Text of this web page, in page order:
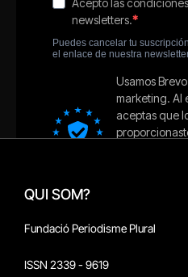
QUI SOM?
Fundació Periodisme Plural
ISSN 2339 - 9619